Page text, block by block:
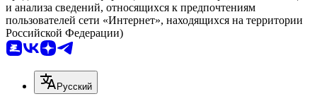
и анализа сведений, относящихся к предпочтениям
пользователей сети «Интернет», находящихся на территории
Российской Федерации)
Русский